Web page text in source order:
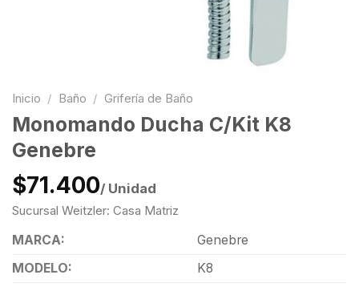
Inicio / Baño / Grifería de Baño
Monomando Ducha C/Kit K8
Genebre
$71.400/ Unidad
Sucursal Weitzler: Casa Matriz
MARCA:
Genebre
MODELO:
K8